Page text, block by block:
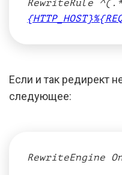
RewriteRule
Если и так редирект
следующее:
RewriteEngine